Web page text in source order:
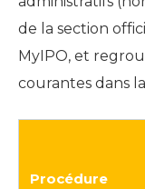
de la section
MyIPO, et
courantes dans
Procédure